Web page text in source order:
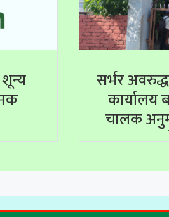
शून्य सर्भर
कार्यालय
चालक